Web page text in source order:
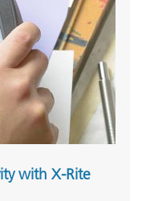
with X-Rite